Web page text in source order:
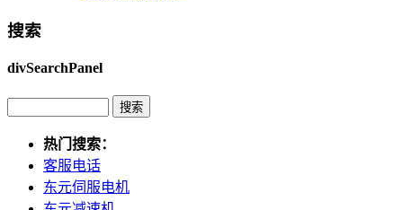
搜索
divSearchPanel
热门搜索：
客服电话
东元伺服电机